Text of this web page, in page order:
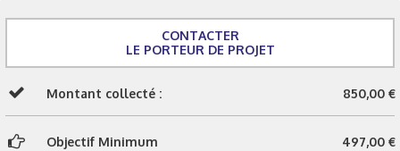
CONTACTER
LE PORTEUR DE PROJET
Montant collecté : 850,00 €
Objectif Minimum 497,00 €